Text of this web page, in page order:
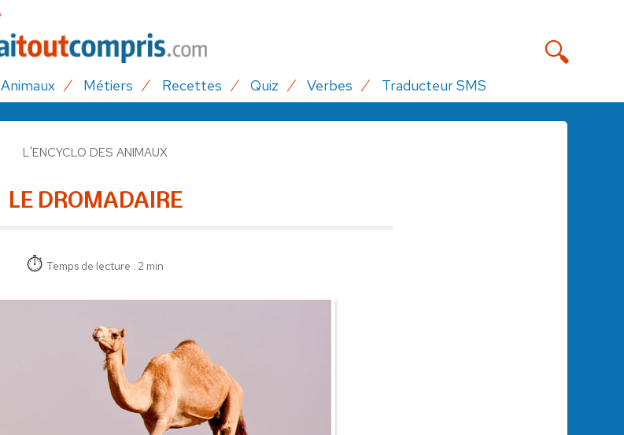
Animaux Métiers Recettes Quiz Verbes Traducteur SMS
L'ENCYCLO DES ANIMAUX
LE DROMADAIRE
Temps de lecture : 2 min